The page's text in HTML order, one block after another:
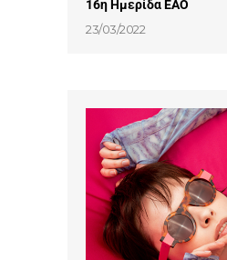
16η Ημερίδα ΕΑΟ
23/03/2022